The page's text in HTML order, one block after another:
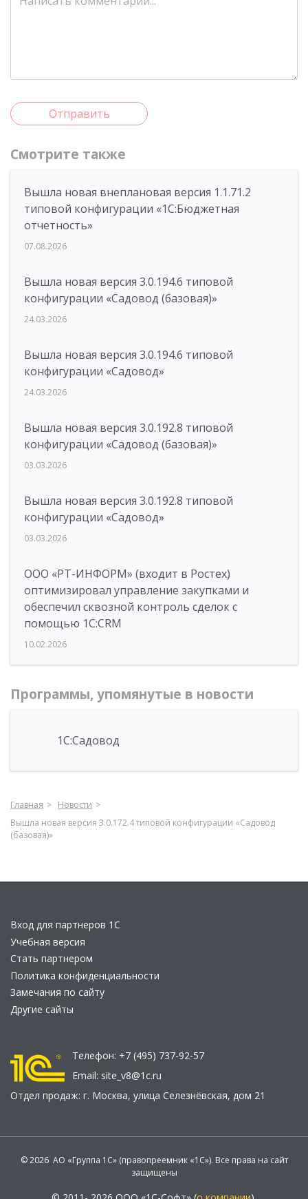
Отправить
Смотрите также
Вышла новая внеплановая версия 1.1.71.2
типовой конфигурации «1C:Бюджетная
отчетность»
07.08.2026
Вышла новая версия 3.0.194.6 типовой
конфигурации «Садовод (базовая)»
24.03.2026
Вышла новая версия 3.0.194.6 типовой
конфигурации «Садовод»
24.03.2026
Вышла новая версия 3.0.192.8 типовой
конфигурации «Садовод (базовая)»
03.03.2026
Вышла новая версия 3.0.192.8 типовой
конфигурации «Садовод»
03.03.2026
ООО «РТ-ИНФОРМ» (входит в Ростех)
оптимизировал управление закупками и
обеспечил сквозной контроль сделок с
помощью 1С:CRM
10.02.2026
Программы, упомянутые в новости
1С:Садовод
Главная
Новости
Вышла новая версия 3.0.172.4 типовой конфигурации «Садовод
(базовая)»
Вход для партнеров 1С
Учебная версия
Стать партнером
Политика конфиденциальности
Замечания по сайту
Другие сайты
Телефон: +7 (495) 737-92-57
Email: site_v8@1c.ru
Отдел продаж: г. Москва, улица Селезнёвская, дом 21
© 2026 АО «Группа 1С» (правопреемник «1С»). Все права на сайт
защищены